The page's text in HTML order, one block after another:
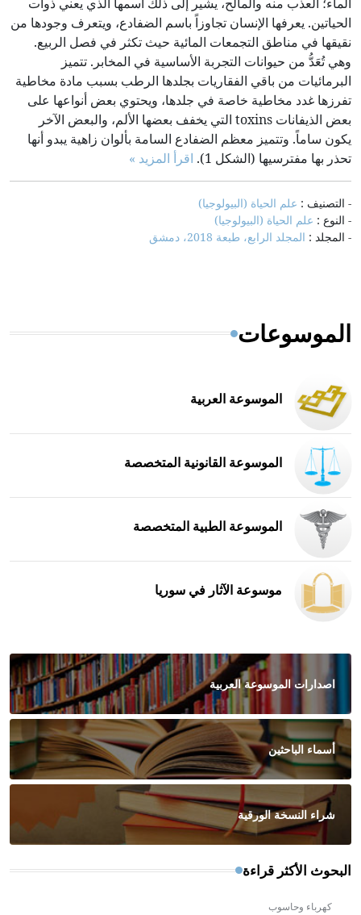
الحياتين. يعرفها الإنسان تجاوزاً باسم الضفادع، ويتعرف وجودها من
نقيقها في مناطق التجمعات المائية حيث تكثر في فصل الربيع.
وهي تُعَدُّ من حيوانات التجربة الأساسية في المخابر. تتميز
البرمائيات من باقي الفقاريات بجلدها الرطب بسبب مادة مخاطية
تفرزها غدد مخاطية خاصة في جلدها، ويحتوي بعض أنواعها على
بعض الذيفانات toxins التي يخفف بعضها الألم، والبعض الآخر
يكون ساماً. وتتميز معظم الضفادع السامة بألوان زاهية يبدو أنها
تحذر بها مفترسيها (الشكل 1).
اقرأ المزيد »
- التصنيف : علم الحياة (البيولوجيا)
- النوع : علم الحياة (البيولوجيا)
- المجلد : المجلد الرابع، طبعة 2018، دمشق
الموسوعات
الموسوعة العربية
الموسوعة القانونية المتخصصة
الموسوعة الطبية المتخصصة
موسوعة الآثار في سوريا
اصدارات الموسوعة العربية
أسماء الباحثين
شراء النسخة الورقية
البحوث الأكثر قراءة
كهرباء وحاسوب